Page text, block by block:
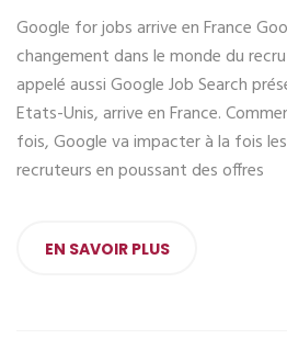
Google for jobs arrive en France
changement dans le monde du
appelé aussi Google Job Search
Etats-Unis, arrive en France.
fois, Google va impacter à la fois
recruteurs en poussant des offres
EN SAVOIR PLUS